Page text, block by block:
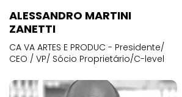
ALESSANDRO MARTINI
ZANETTI
CA VA ARTES E PRODUC - Presidente/
CEO / VP/ Sócio Proprietário/C-level